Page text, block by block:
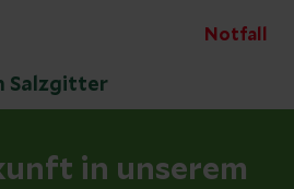
Notfall
Salzgitter
in unserem